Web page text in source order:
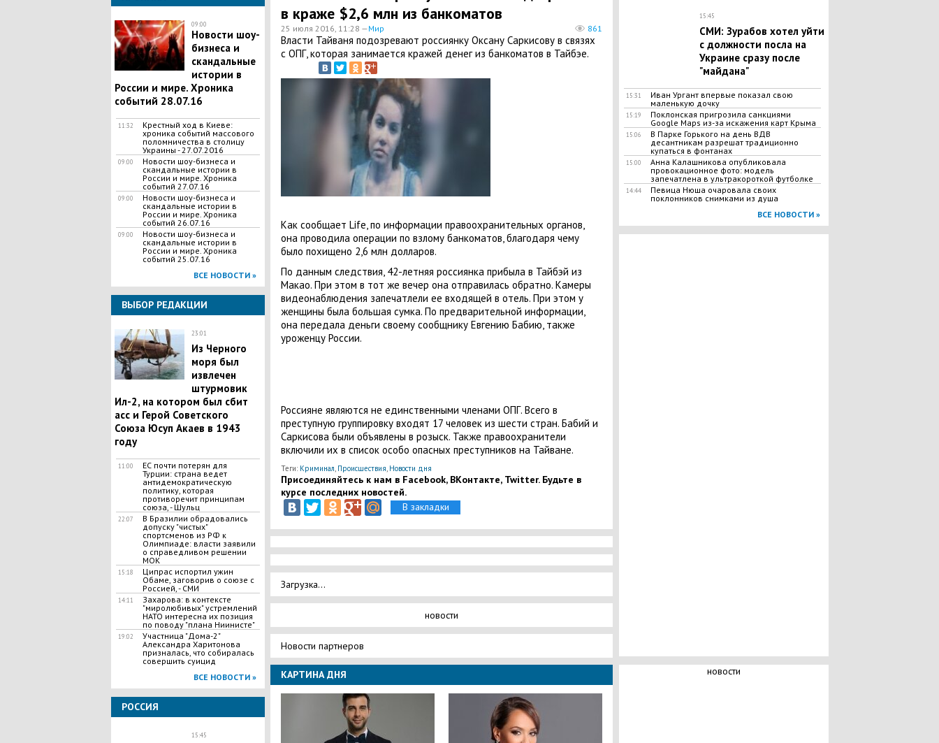
09:00
Новости шоу-
бизнеса и
скандальные
истории в
России и мире. Хроника
событий 28.07.16
11:32
Крестный ход в Киеве:
хроника событий массового
поломничества в столицу
Украины - 27.07.2016
09:00
Новости шоу-бизнеса и
скандальные истории в
России и мире. Хроника
событий 27.07.16
09:00
Новости шоу-бизнеса и
скандальные истории в
России и мире. Хроника
событий 26.07.16
09:00
Новости шоу-бизнеса и
скандальные истории в
России и мире. Хроника
событий 25.07.16
ВСЕ НОВОСТИ »
ВЫБОР РЕДАКЦИИ
23:01
Из Черного
моря был
извлечен
штурмовик
Ил-2, на котором был сбит
асс и Герой Советского
Союза Юсуп Акаев в 1943
году
11:00
ЕС почти потерян для
Турции: страна ведет
антидемократическую
политику, которая
противоречит принципам
союза, - Шульц
22:07
В Бразилии обрадовались
допуску "чистых"
спортсменов из РФ к
Олимпиаде: власти заявили
о справедливом решении
МОК
15:18
Ципрас испортил ужин
Обаме, заговорив о союзе с
Россией, - СМИ
14:11
Захарова: в контексте
"миролюбивых" устремлений
НАТО интересна их позиция
по поводу "плана Ниинисте"
19:02
Участница "Дома-2"
Александра Харитонова
призналась, что собиралась
совершить суицид
ВСЕ НОВОСТИ »
РОССИЯ
15:45
в краже $2,6 млн из банкоматов
25 июля 2016, 11:28 —Мир 861
Власти Тайваня подозревают россиянку Оксану Саркисову в связях
с ОПГ, которая занимается кражей денег из банкоматов в Тайбэе.
Как сообщает Life, по информации правоохранительных органов,
она проводила операции по взлому банкоматов, благодаря чему
было похищено 2,6 млн долларов.
По данным следствия, 42-летняя россиянка прибыла в Тайбэй из
Макао. При этом в тот же вечер она отправилась обратно. Камеры
видеонаблюдения запечатлели ее входящей в отель. При этом у
женщины была большая сумка. По предварительной информации,
она передала деньги своему сообщнику Евгению Бабию, также
уроженцу России.
Россияне являются не единственными членами ОПГ. Всего в
преступную группировку входят 17 человек из шести стран. Бабий и
Саркисова были объявлены в розыск. Также правоохранители
включили их в список особо опасных преступников на Тайване.
Теги: Криминал Происшествия Новости дня
Присоединяйтесь к нам в Facebook, ВКонтакте, Twitter. Будьте в
курсе последних новостей.
В закладки
Загрузка...
новости
Новости партнеров
КАРТИНА ДНЯ
15:45
СМИ: Зурабов хотел уйти
с должности посла на
Украине сразу после
"майдана"
15:31
Иван Ургант впервые показал свою
маленькую дочку
15:19
Поклонская пригрозила санкциями
Google Maps из-за искажения карт Крыма
15:06
В Парке Горького на день ВДВ
десантникам разрешат традиционно
купаться в фонтанах
15:00
Анна Калашникова опубликовала
провокационное фото: модель
запечатлена в ультракороткой футболке
14:44
Певица Нюша очаровала своих
поклонников снимками из душа
ВСЕ НОВОСТИ »
новости